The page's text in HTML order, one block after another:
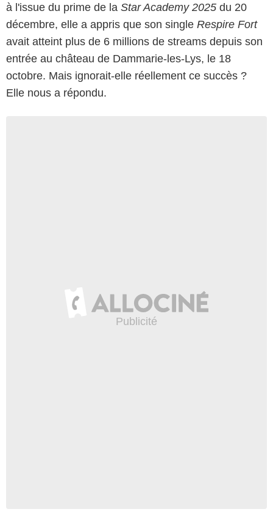
à l'issue du prime de la Star Academy 2025 du 20
décembre, elle a appris que son single Respire Fort
avait atteint plus de 6 millions de streams depuis son
entrée au château de Dammarie-les-Lys, le 18
octobre. Mais ignorait-elle réellement ce succès ?
Elle nous a répondu.